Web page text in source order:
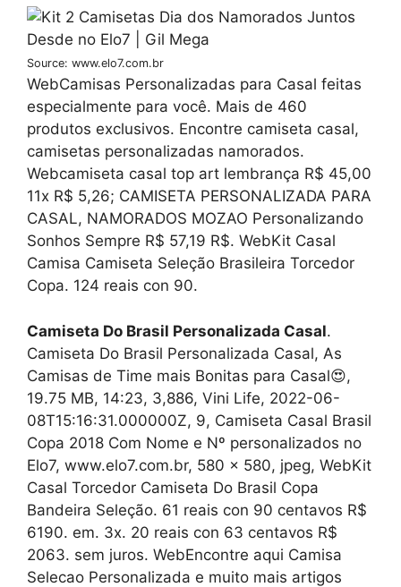
Source: www.elo7.com.br
WebCamisas Personalizadas para Casal feitas
especialmente para você. Mais de 460
produtos exclusivos. Encontre camiseta casal,
camisetas personalizadas namorados.
Webcamiseta casal top art lembrança R$ 45,00
11x R$ 5,26; CAMISETA PERSONALIZADA PARA
CASAL, NAMORADOS MOZAO Personalizando
Sonhos Sempre R$ 57,19 R$. WebKit Casal
Camisa Camiseta Seleção Brasileira Torcedor
Copa. 124 reais con 90.
Camiseta Do Brasil Personalizada Casal.
Camiseta Do Brasil Personalizada Casal, As
Camisas de Time mais Bonitas para Casal😍,
19.75 MB, 14:23, 3,886, Vini Life, 2022-06-
08T15:16:31.000000Z, 9, Camiseta Casal Brasil
Copa 2018 Com Nome e Nº personalizados no
Elo7, www.elo7.com.br, 580 x 580, jpeg, WebKit
Casal Torcedor Camiseta Do Brasil Copa
Bandeira Seleção. 61 reais con 90 centavos R$
6190. em. 3x. 20 reais con 63 centavos R$
2063. sem juros. WebEncontre aqui Camisa
Selecao Personalizada e muito mais artigos